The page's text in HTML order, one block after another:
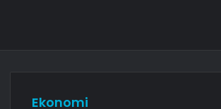
Ekonomi